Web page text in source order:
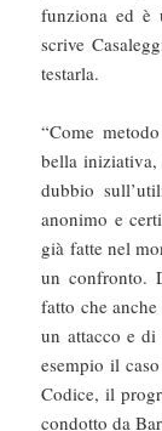
funziona ed è
scrive
testarla.
“Come
bella
dubbio
anonimo e
già fatte nel
un confronto.
fatto che
un attacco e
esempio il
Codice, il
condotto da